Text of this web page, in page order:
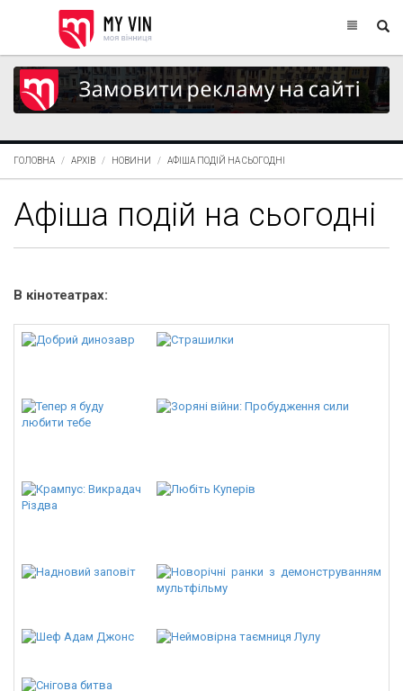
ГОЛОВНА АРХІВ НОВИНИ АФІША ПОДІЙ НА СЬОГОДНІ
Афіша подій на сьогодні
В кінотеатрах: